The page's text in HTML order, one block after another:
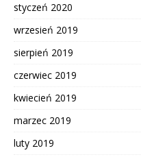
styczeń 2020
wrzesień 2019
sierpień 2019
czerwiec 2019
kwiecień 2019
marzec 2019
luty 2019